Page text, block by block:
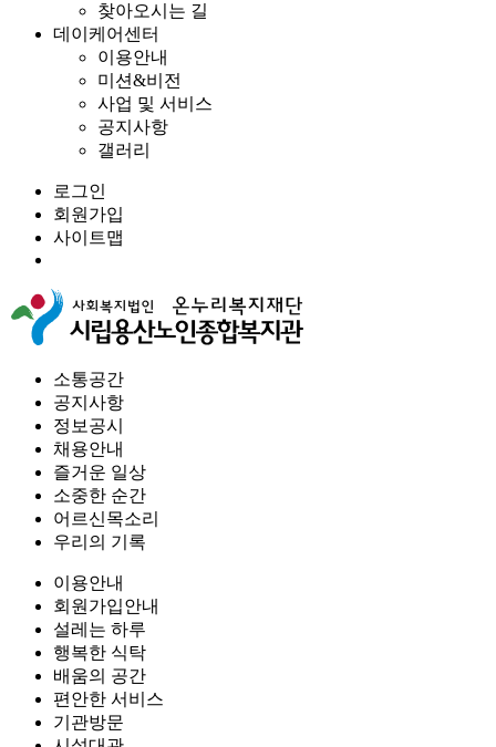
찾아오시는 길
데이케어센터
이용안내
미션&비전
사업 및 서비스
공지사항
갤러리
로그인
회원가입
사이트맵
소통공간
공지사항
정보공시
채용안내
즐거운 일상
소중한 순간
어르신목소리
우리의 기록
이용안내
회원가입안내
설레는 하루
행복한 식탁
배움의 공간
편안한 서비스
기관방문